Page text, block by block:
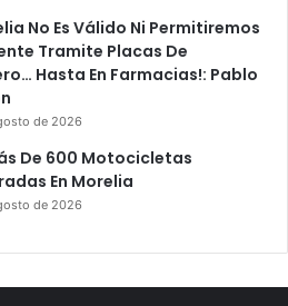
No Es Válido Ni Permitiremos
Tramite Placas De
Hasta En Farmacias!: Pablo
de 2026
De 600 Motocicletas
En Morelia
de 2026